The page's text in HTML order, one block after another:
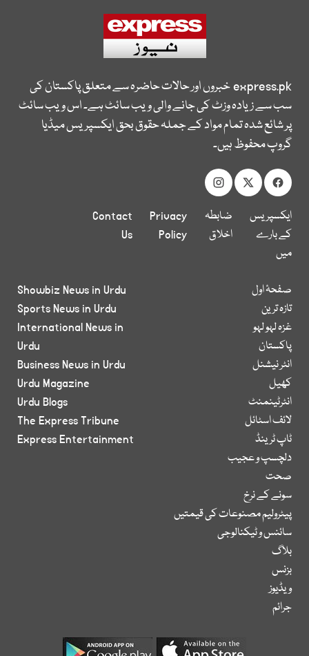
express.pkخبروں اور حالات حاضرہ سے متعلق پاکستان کی
سب سے زیادہ وزٹ کی جانے والی ویب سائٹ ہے۔ اس ویب سائٹ
پر شائع شدہ تمام مواد کے جملہ حقوق بحق ایکسپریس میڈیا
گروپ محفوظ ہیں۔
ایکسپریس
کے بارے
میں
ضابطہ
اخلاق
Privacy
Policy
Contact
Us
صفحۂ اول
تازہ ترین
غزہ لہو لہو
پاکستان
انٹر نیشنل
کھیل
انٹرٹینمنٹ
لائف اسٹائل
ٹاپ ٹرینڈ
دلچسپ و عجیب
صحت
سونے کے نرخ
پیٹرولیم مصنوعات کی قیمتیں
سائنس و ٹیکنالوجی
بلاگ
بزنس
ویڈیوز
جرائم
Showbiz News in Urdu
Sports News in Urdu
International News in
Urdu
Business News in Urdu
Urdu Magazine
Urdu Blogs
The Express Tribune
Express Entertainment